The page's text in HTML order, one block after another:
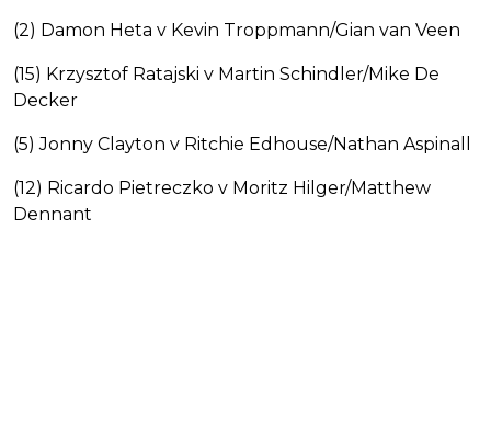
(2) Damon Heta v Kevin Troppmann/Gian van Veen
(15) Krzysztof Ratajski v Martin Schindler/Mike De
Decker
(5) Jonny Clayton v Ritchie Edhouse/Nathan Aspinall
(12) Ricardo Pietreczko v Moritz Hilger/Matthew
Dennant